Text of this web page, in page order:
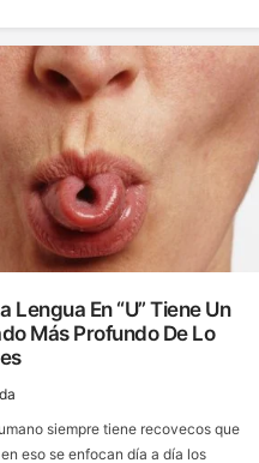
Lengua En “U” Tiene Un
Más Profundo De Lo
siempre tiene recovecos que
eso se enfocan día a día los